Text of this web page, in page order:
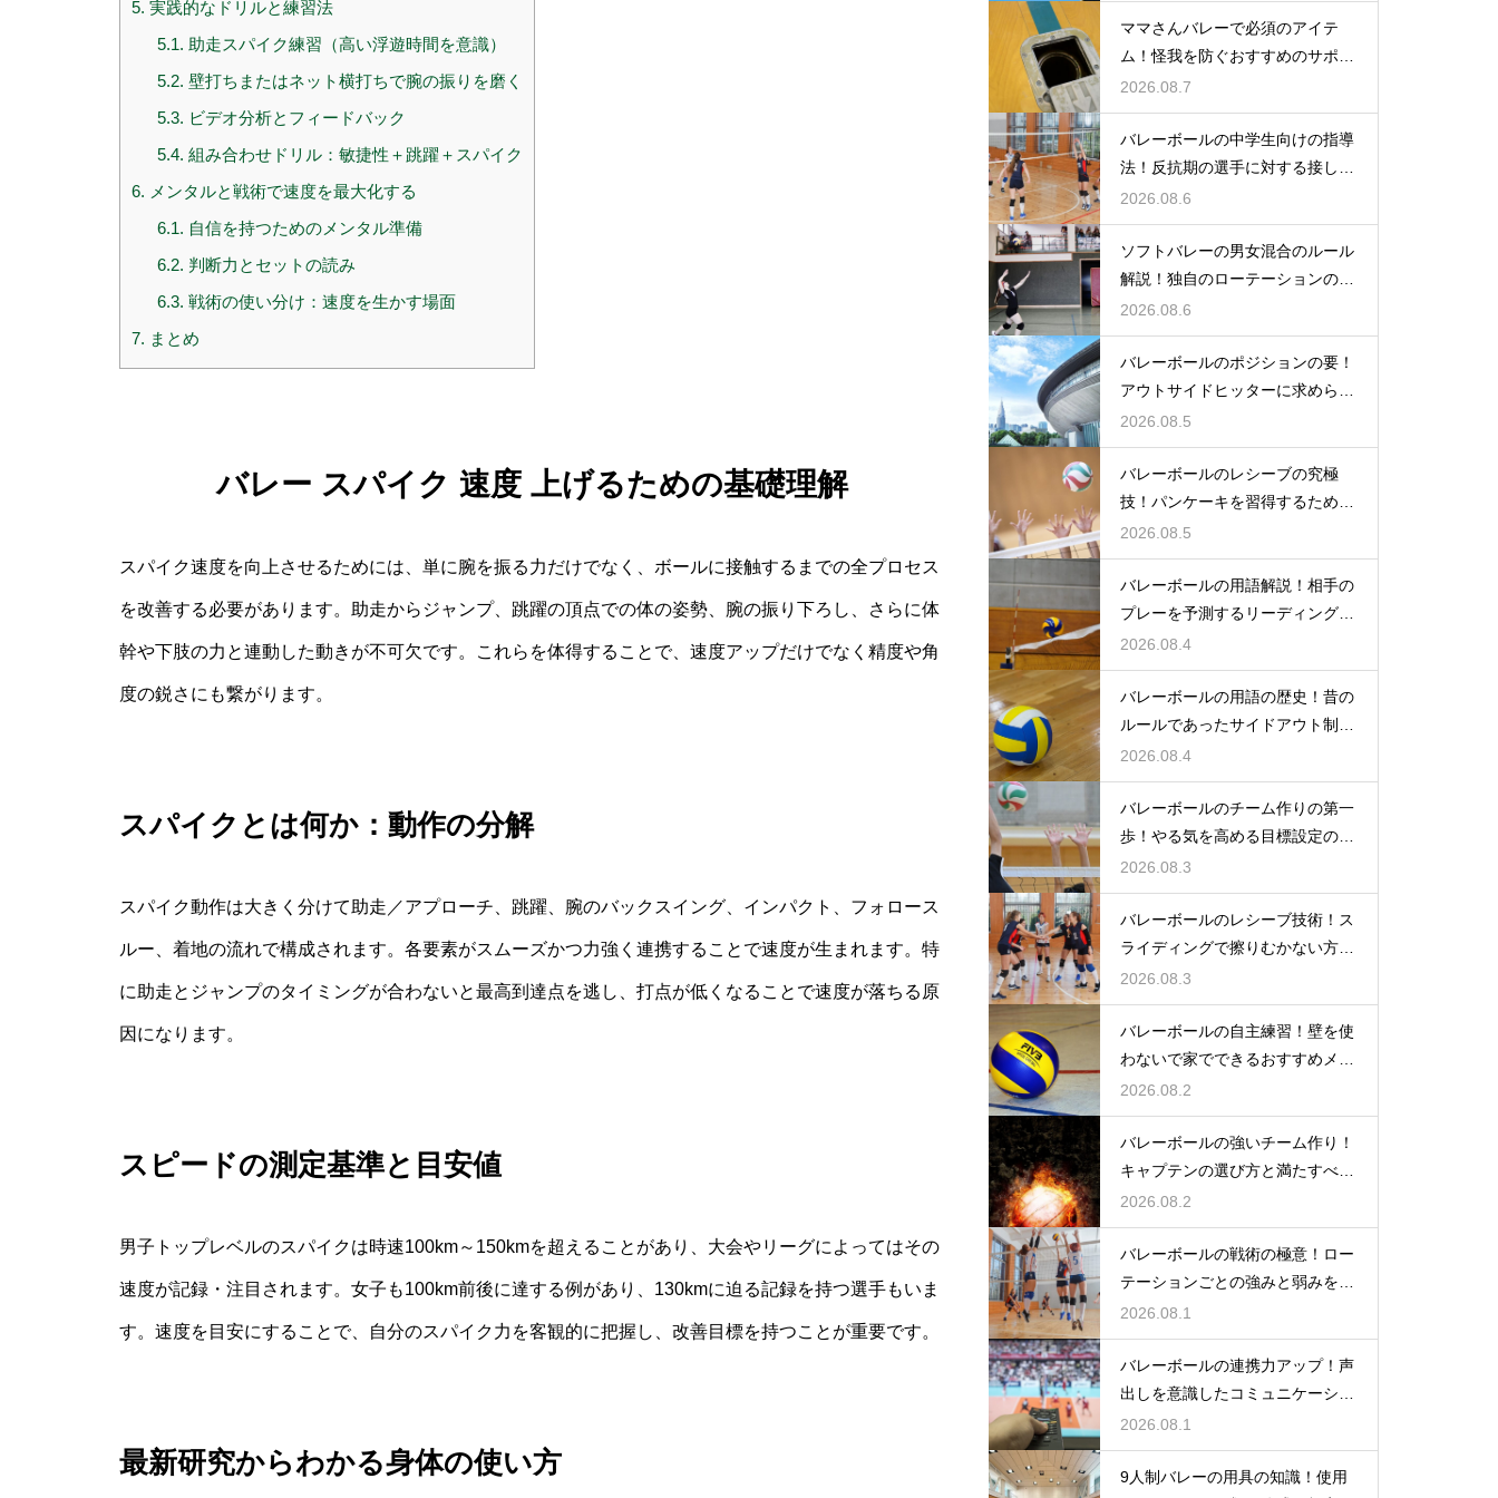
5. 実践的なドリルと練習法
5.1. 助走スパイク練習（高い浮遊時間を意識）
5.2. 壁打ちまたはネット横打ちで腕の振りを磨く
5.3. ビデオ分析とフィードバック
5.4. 組み合わせドリル：敏捷性＋跳躍＋スパイク
6. メンタルと戦術で速度を最大化する
6.1. 自信を持つためのメンタル準備
6.2. 判断力とセットの読み
6.3. 戦術の使い分け：速度を生かす場面
7. まとめ
バレー スパイク 速度 上げるための基礎理解
スパイク速度を向上させるためには、単に腕を振る力だけでなく、ボールに接触するまでの全プロセス
を改善する必要があります。助走からジャンプ、跳躍の頂点での体の姿勢、腕の振り下ろし、さらに体
幹や下肢の力と連動した動きが不可欠です。これらを体得することで、速度アップだけでなく精度や角
度の鋭さにも繋がります。
スパイクとは何か：動作の分解
スパイク動作は大きく分けて助走／アプローチ、跳躍、腕のバックスイング、インパクト、フォロース
ルー、着地の流れで構成されます。各要素がスムーズかつ力強く連携することで速度が生まれます。特
に助走とジャンプのタイミングが合わないと最高到達点を逃し、打点が低くなることで速度が落ちる原
因になります。
スピードの測定基準と目安値
男子トップレベルのスパイクは時速100km～150kmを超えることがあり、大会やリーグによってはその
速度が記録・注目されます。女子も100km前後に達する例があり、130kmに迫る記録を持つ選手もいま
す。速度を目安にすることで、自分のスパイク力を客観的に把握し、改善目標を持つことが重要です。
最新研究からわかる身体の使い方
ママさんバレーで必須のアイテ
ム！怪我を防ぐおすすめのサポー
ター
2026.08.7
バレーボールの中学生向けの指導
法！反抗期の選手に対する接し方
のコツ
2026.08.6
ソフトバレーの男女混合のルール
解説！独自のローテーションの規
定とは
2026.08.6
バレーボールのポジションの要！
アウトサイドヒッターに求められ
る能力
2026.08.5
バレーボールのレシーブの究極
技！パンケーキを習得するための
練習方法
2026.08.5
バレーボールの用語解説！相手の
プレーを予測するリーディングと
は何か
2026.08.4
バレーボールの用語の歴史！昔の
ルールであったサイドアウト制と
は何か
2026.08.4
バレーボールのチーム作りの第一
歩！やる気を高める目標設定の仕
方とは
2026.08.3
バレーボールのレシーブ技術！ス
ライディングで擦りむかない方法
を伝授
2026.08.3
バレーボールの自主練習！壁を使
わないで家でできるおすすめメニ
ュー
2026.08.2
バレーボールの強いチーム作り！
キャプテンの選び方と満たすべき
基準
2026.08.2
バレーボールの戦術の極意！ロー
テーションごとの強みと弱みを徹
底分析
2026.08.1
バレーボールの連携力アップ！声
出しを意識したコミュニケーショ
ン練習
2026.08.1
9人制バレーの用具の知識！使用